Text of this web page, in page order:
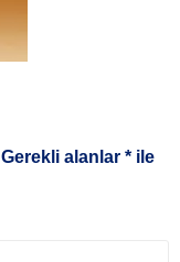
Gerekli alanlar * ile